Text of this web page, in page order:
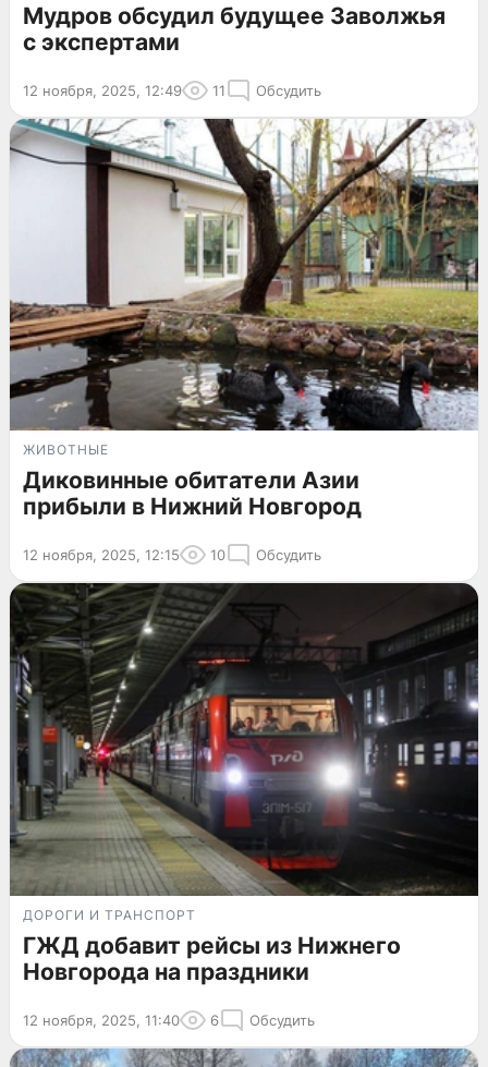
Мудров обсудил будущее Заволжья
с экспертами
12 ноября, 2025, 12:49 11 Обсудить
ЖИВОТНЫЕ
Диковинные обитатели Азии
прибыли в Нижний Новгород
12 ноября, 2025, 12:15 10 Обсудить
ДОРОГИ И ТРАНСПОРТ
ГЖД добавит рейсы из Нижнего
Новгорода на праздники
12 ноября, 2025, 11:40 6 Обсудить